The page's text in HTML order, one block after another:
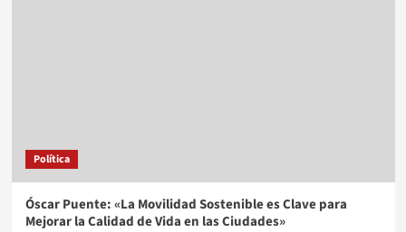
Política
Óscar Puente: «La Movilidad Sostenible es Clave para
Mejorar la Calidad de Vida en las Ciudades»